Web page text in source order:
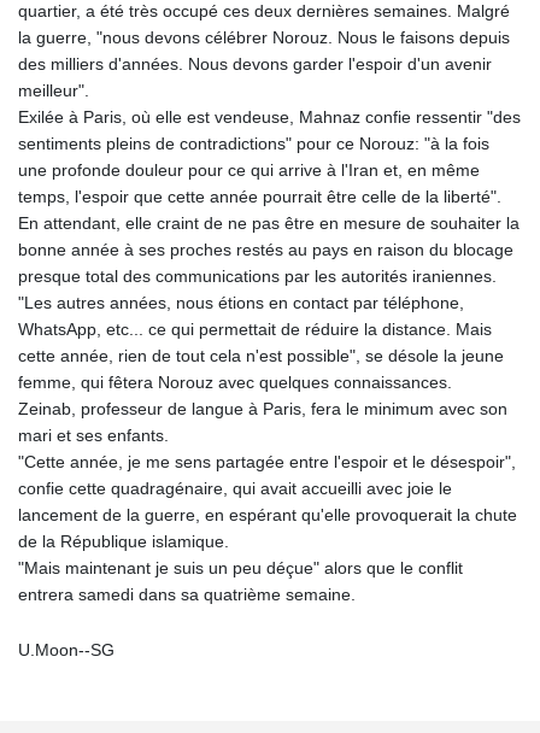
quartier, a été très occupé ces deux dernières semaines. Malgré
la guerre, "nous devons célébrer Norouz. Nous le faisons depuis
des milliers d'années. Nous devons garder l'espoir d'un avenir
meilleur".
Exilée à Paris, où elle est vendeuse, Mahnaz confie ressentir "des
sentiments pleins de contradictions" pour ce Norouz: "à la fois
une profonde douleur pour ce qui arrive à l'Iran et, en même
temps, l'espoir que cette année pourrait être celle de la liberté".
En attendant, elle craint de ne pas être en mesure de souhaiter la
bonne année à ses proches restés au pays en raison du blocage
presque total des communications par les autorités iraniennes.
"Les autres années, nous étions en contact par téléphone,
WhatsApp, etc... ce qui permettait de réduire la distance. Mais
cette année, rien de tout cela n'est possible", se désole la jeune
femme, qui fêtera Norouz avec quelques connaissances.
Zeinab, professeur de langue à Paris, fera le minimum avec son
mari et ses enfants.
"Cette année, je me sens partagée entre l'espoir et le désespoir",
confie cette quadragénaire, qui avait accueilli avec joie le
lancement de la guerre, en espérant qu'elle provoquerait la chute
de la République islamique.
"Mais maintenant je suis un peu déçue" alors que le conflit
entrera samedi dans sa quatrième semaine.
U.Moon--SG